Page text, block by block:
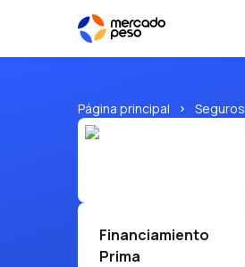
Página principal Seguros
Financiamiento
Prima